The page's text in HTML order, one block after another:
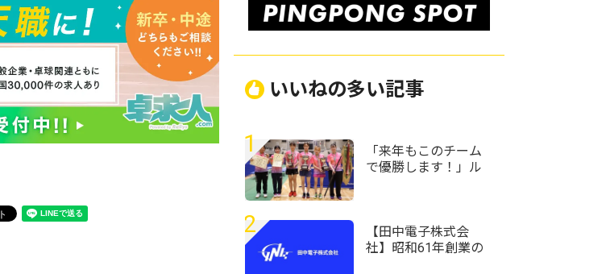
いいねの多い記事
1
「来年もこのチーム
で優勝します！」ル
通信制卓球大会＞
2
【田中電子株式会
社】昭和61年創業の